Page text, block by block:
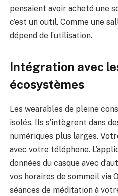
pensaient avoir acheté une
c’est un outil. Comme une
dépend de l’utilisation.
Intégration avec
écosystèmes
Les wearables de pleine
isolés. Ils s’intègrent dans
numériques plus larges.
avec votre téléphone.
données du casque avec
vos horaires de sommeil via
séances de méditation à